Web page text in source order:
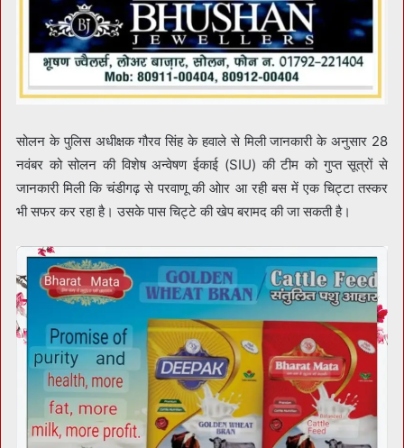
सोलन के पुलिस अधीक्षक गौरव सिंह के हवाले से मिली जानकारी के अनुसार 28
नवंबर को सोलन की विशेष अन्वेषण ईकाई (SIU) की टीम को गुप्त सूत्रों से
जानकारी मिली कि चंडीगढ़ से परवाणू की ओार आ रही बस में एक चिट्टा तस्कर
भी सफर कर रहा है। उसके पास चिट्टे की खेप बरामद की जा सकती है।